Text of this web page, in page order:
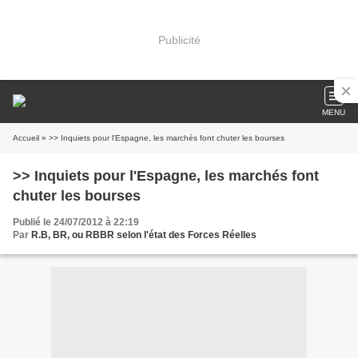
Publicité
MENU
Accueil » >> Inquiets pour l'Espagne, les marchés font chuter les bourses
>> Inquiets pour l'Espagne, les marchés font
chuter les bourses
Publié le 24/07/2012 à 22:19
Par R.B, BR, ou RBBR selon l'état des Forces Réelles